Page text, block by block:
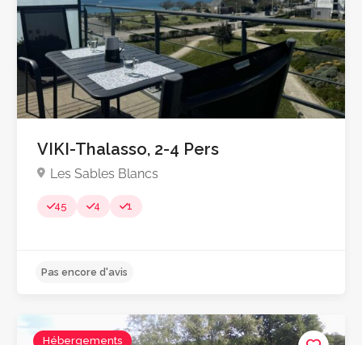
Pas encore d'avis
VIKI-Thalasso, 2-4 Pers
Les Sables Blancs
45 4 1
Hébergements